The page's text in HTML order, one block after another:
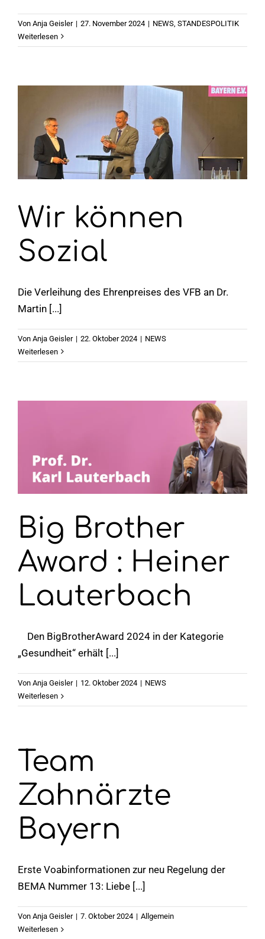
Von Anja Geisler | 27. November 2024 | NEWS STANDESPOLITIK
Weiterlesen
Wir können
Sozial
Die Verleihung des Ehrenpreises des VFB an Dr.
Martin [...]
Von Anja Geisler | 22. Oktober 2024 | NEWS
Weiterlesen
Big Brother
Award : Heiner
Lauterbach
Den BigBrotherAward 2024 in der Kategorie
„Gesundheit“ erhält [...]
Von Anja Geisler | 12. Oktober 2024 | NEWS
Weiterlesen
Team
Zahnärzte
Bayern
Erste Voabinformationen zur neu Regelung der
BEMA Nummer 13: Liebe [...]
Von Anja Geisler | 7. Oktober 2024 | Allgemein
Weiterlesen